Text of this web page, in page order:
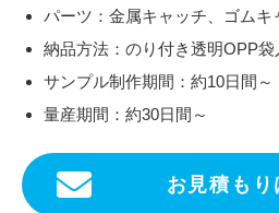
パーツ：金属キャッチ、ゴムキ
納品方法：のり付き透明OPP袋
サンプル制作期間：約10日間～
量産期間：約30日間～
お見積もり